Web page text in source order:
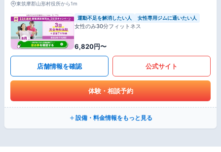
東筑摩郡山形村役所から1m
運動不足を解消したい人 女性専用ジムに通いたい人
女性のみ30分フィットネス
6,820円〜
店舗情報を確認 公式サイト
体験・相談予約
設備・料金情報をもっと見る